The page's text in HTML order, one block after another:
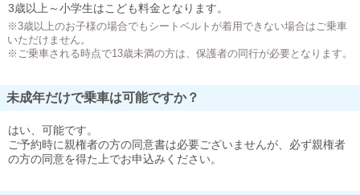
3歳以上～小学生はこども料金となります。
※3歳以上のお子様の場合でもシートベルトが着用できない場合はご乗車
いただけません。
※ご乗車される時点で13歳未満の方は、保護者の同行が必要となります。
未成年だけで乗車は可能ですか？
はい、可能です。
ご予約時に親権者の方の同意書は必要ございませんが、必ず親権者
の方の同意を得た上でお申込みください。